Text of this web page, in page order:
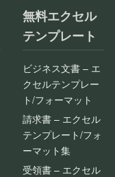
無料エクセル
テンプレート
ビジネス文書 – エ
クセルテンプレー
ト/フォーマット
請求書 – エクセル
テンプレート/フォ
ーマット集
受領書 – エクセル